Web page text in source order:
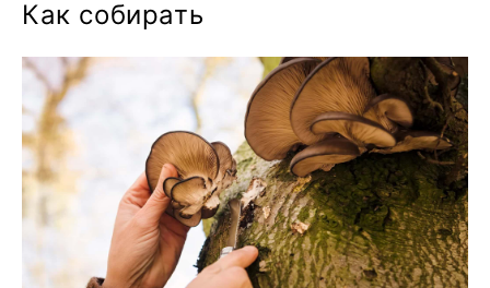
Как собирать